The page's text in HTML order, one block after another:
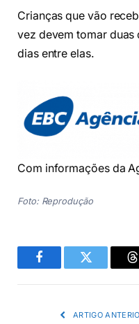
Crianças que vão
vez devem tomar
dias entre elas.
Com informações da
Foto: Reprodução
FacebookTwitter
ARTIGO